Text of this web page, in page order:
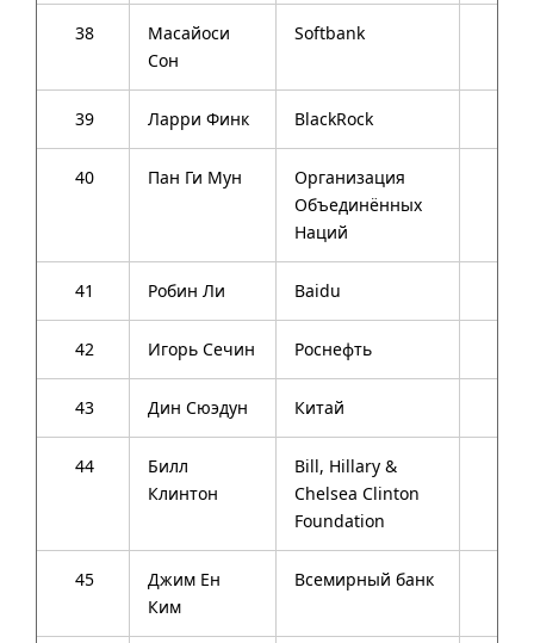
38
Масайоси
Сон
Softbank
39 Ларри Финк BlackRock
40 Пан Ги Мун
Организация
Объединённых
Наций
41 Робин Ли Baidu
42 Игорь Сечин Роснефть
43 Дин Сюэдун Китай
44
Билл
Клинтон
Bill, Hillary &
Chelsea Clinton
Foundation
45
Джим Ен
Ким
Всемирный банк